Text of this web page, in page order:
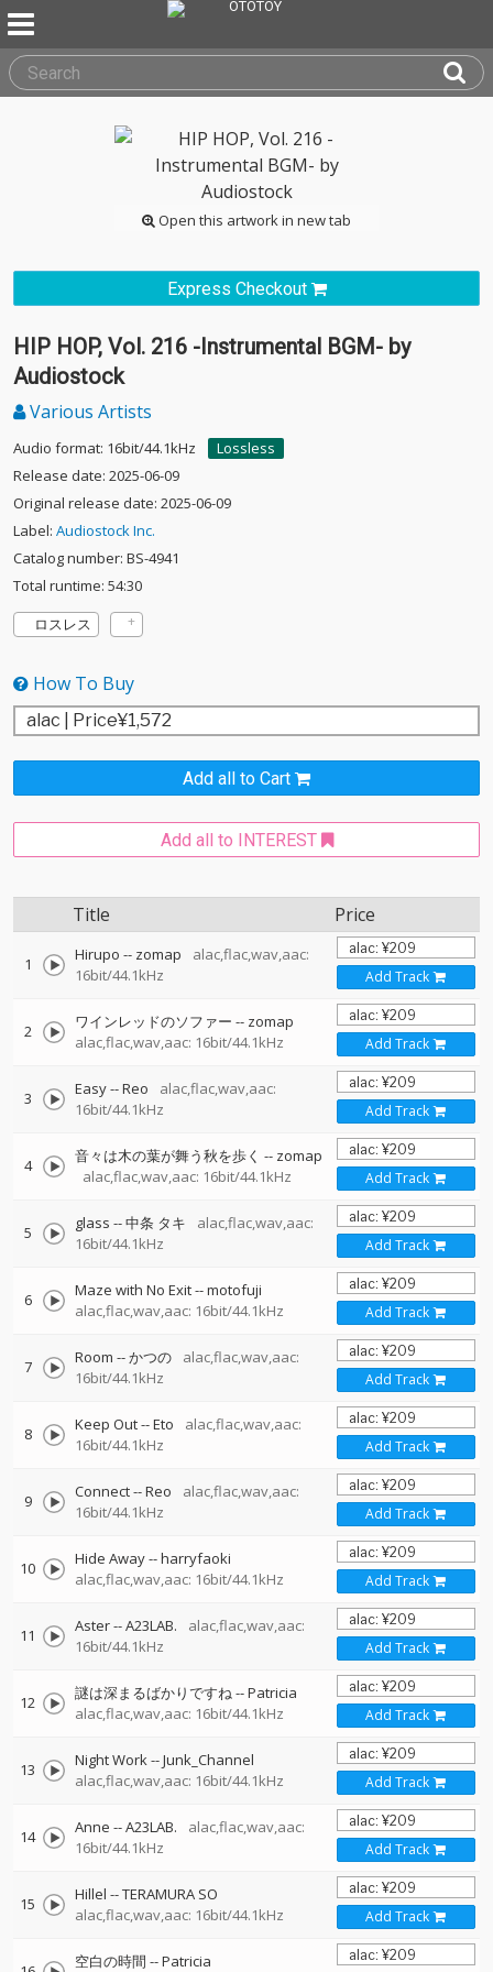
Open this artwork in new tab
Express Checkout
HIP HOP, Vol. 216 -Instrumental BGM- by
Audiostock
Various Artists
Audio format: 16bit/44.1kHz
Lossless
Release date: 2025-06-09
Original release date: 2025-06-09
Label: Audiostock Inc.
Catalog number: BS-4941
Total runtime: 54:30
ロスレス
How To Buy
Add all to Cart
Add all to INTEREST
Title Price
1 Hirupo -- zomap
alac,flac,wav,aac:
16bit/44.1kHz
Add Track
2 ワインレッドのソファー -- zomap
alac,flac,wav,aac: 16bit/44.1kHz
Add Track
3 Easy--Reo
alac,flac,wav,aac:
16bit/44.1kHz
Add Track
4 音々は木の葉が舞う秋を歩く -- zomap
alac,flac,wav,aac: 16bit/44.1kHz
Add Track
5 glass --中条 タキ
alac,flac,wav,aac:
16bit/44.1kHz
Add Track
6 Maze with No Exit--motofuji
alac,flac,wav,aac: 16bit/44.1kHz
Add Track
7 Room --かつの
alac,flac,wav,aac:
16bit/44.1kHz
Add Track
8 Keep Out--Eto
alac,flac,wav,aac:
16bit/44.1kHz
Add Track
9 Connect--Reo
alac,flac,wav,aac:
16bit/44.1kHz
Add Track
10 Hide Away--harryfaoki
alac,flac,wav,aac: 16bit/44.1kHz
Add Track
11 Aster--A23LAB.
alac,flac,wav,aac:
16bit/44.1kHz
Add Track
12 謎は深まるばかりですね--Patricia
alac,flac,wav,aac: 16bit/44.1kHz
Add Track
13 Night Work--Junk_Channel
alac,flac,wav,aac: 16bit/44.1kHz
Add Track
14 Anne --A23LAB.
alac,flac,wav,aac:
16bit/44.1kHz
Add Track
15 Hillel --TERAMURA SO
alac,flac,wav,aac: 16bit/44.1kHz
Add Track
空白の時間 --Patricia